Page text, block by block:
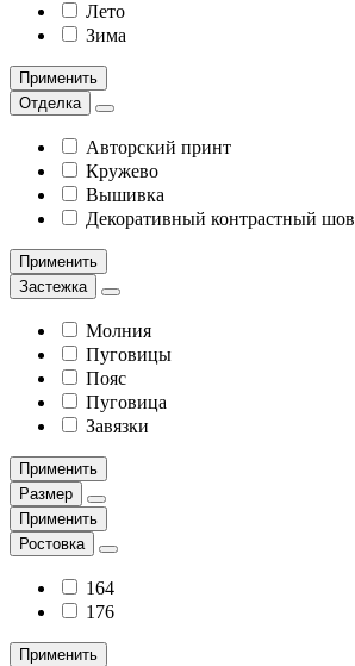
Лето
Зима
Применить
Отделка
Авторский принт
Кружево
Вышивка
Декоративный контрастный шов
Применить
Застежка
Молния
Пуговицы
Пояс
Пуговица
Завязки
Применить
Размер
Применить
Ростовка
164
176
Применить